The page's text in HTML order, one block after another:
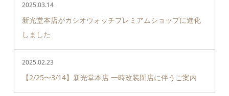
2025.03.14
新光堂本店がカシオウォッチプレミアムショップに進化
しました
2025.02.23
【2/25〜3/14】新光堂本店 一時改装閉店に伴うご案内